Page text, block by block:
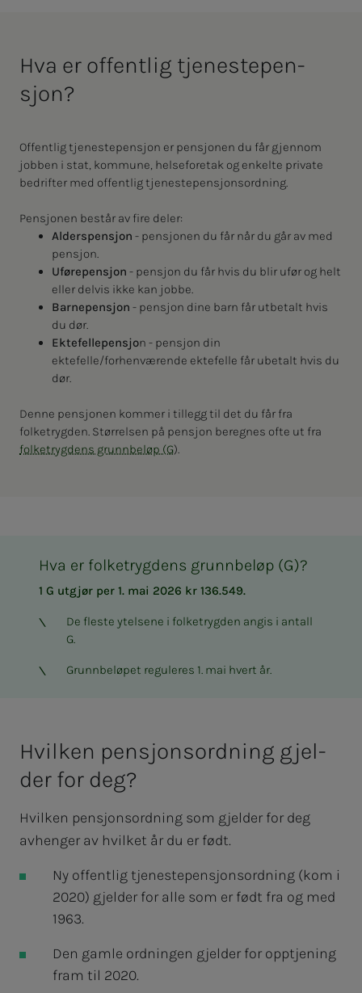
Hva er of­­­fen­t­­­lig tje­­­nes­­te­­­pen­­­
sjon?
Offentlig tjenestepensjon er pensjonen du får gjennom
jobben i stat, kommune, helseforetak og enkelte private
bedrifter med offentlig tjenestepensjonsordning.
Pensjonen består av fire deler:
Alderspensjon - pensjonen du får når du går av med
pensjon.
Uførepensjon - pensjon du får hvis du blir ufør og helt
eller delvis ikke kan jobbe.
Barnepensjon - pensjon dine barn får utbetalt hvis
du dør.
Ektefellepensjon - pensjon din
ektefelle/forhenværende ektefelle får ubetalt hvis du
dør.
Denne pensjonen kommer i tillegg til det du får fra
folketrygden. Størrelsen på pensjon beregnes ofte ut fra
folketrygdens grunnbeløp (G).
Hva er folketrygdens grunnbeløp (G)?
1 G utgjør per 1. mai 2026 kr 136.549.
De fleste ytelsene i folketrygden angis i antall
G.
Grunnbeløpet reguleres 1. mai hvert år.
Hvil­­­ken pen­­­sjons­­­ord­­­ning gjel­­­
der for deg?
Hvilken pensjonsordning som gjelder for deg
avhenger av hvilket år du er født.
Ny offentlig tjenestepensjonsordning (kom i
2020) gjelder for alle som er født fra og med
1963.
Den gamle ordningen gjelder for opptjening
fram til 2020.